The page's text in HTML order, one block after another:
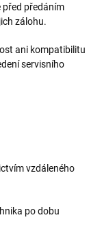
před předáním
zálohu.
ani kompatibilitu
servisního
vzdáleného
po dobu